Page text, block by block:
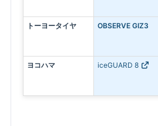
トーヨータイヤ OBSERVE GIZ3
ヨコハマ iceGUARD 8